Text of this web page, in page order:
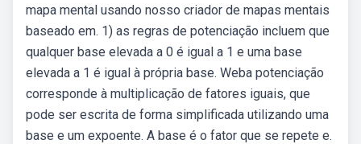
mapa mental usando nosso criador de mapas mentais
baseado em. 1) as regras de potenciação incluem que
qualquer base elevada a 0 é igual a 1 e uma base
elevada a 1 é igual à própria base. Weba potenciação
corresponde à multiplicação de fatores iguais, que
pode ser escrita de forma simplificada utilizando uma
base e um expoente. A base é o fator que se repete e.